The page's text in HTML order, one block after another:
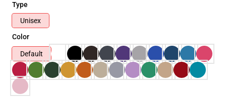
Type
Unisex
Color
Default